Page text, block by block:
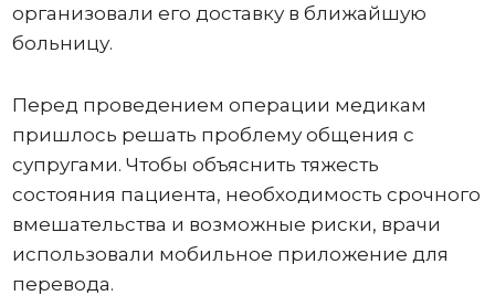
организовали его доставку в ближайшую
больницу.
Перед проведением операции медикам
пришлось решать проблему общения с
супругами. Чтобы объяснить тяжесть
состояния пациента, необходимость срочного
вмешательства и возможные риски, врачи
использовали мобильное приложение для
перевода.